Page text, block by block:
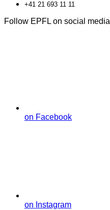
+41 21 693 11 11
Follow EPFL on social media
on Facebook
on Instagram